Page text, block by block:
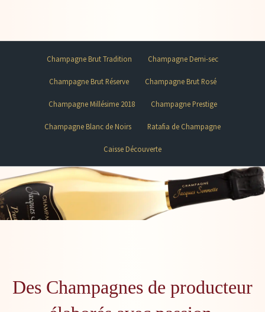
Champagne Brut Tradition Champagne Demi-sec
Champagne Brut Réserve Champagne Brut Rosé
Champagne Millésime 2018 Champagne Prestige
Champagne Blanc de Noirs Ratafia de Champagne
Caisse Découverte
Des Champagnes de producteur